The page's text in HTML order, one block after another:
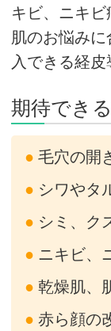
キビ、ニキ
肌のお悩み
入できる経皮
期待でき
毛穴の開
シワやタ
シミ、ク
ニキビ、
乾燥肌、
赤ら顔の